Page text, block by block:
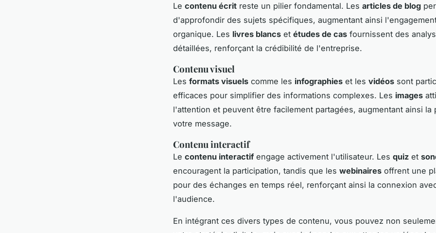
Le contenu écrit reste un pilier fondamental. Les articles de blog
d'approfondir des sujets spécifiques, augmentant ainsi
organique. Les livres blancs et études de cas fournissent des
détaillées, renforçant la crédibilité de l'entreprise.
Contenu visuel
Les formats visuels comme les infographies et les vidéos sont
efficaces pour simplifier des informations complexes. Les images
l'attention et peuvent être facilement partagées, augmentant ainsi la
votre message.
Contenu interactif
Le contenu interactifengage activement l'utilisateur. Les quiz et
encouragent la participation, tandis que les webinaires offrent une
pour des échanges en temps réel, renforçant ainsi la connexion
l'audience.
En intégrant ces divers types de contenu, vous pouvez non